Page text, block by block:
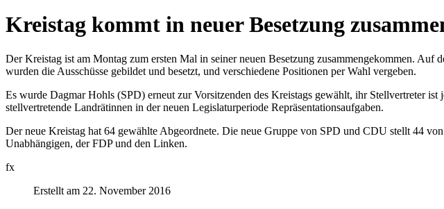
Kreistag kommt in neuer Besetzung
Der Kreistag ist am Montag zum ersten Mal in seiner neuen Besetzung zusammengekommen.
wurden die Ausschüsse gebildet und besetzt, und verschiedene Positionen per Wahl vergeben.
Es wurde Dagmar Hohls (SPD) erneut zur Vorsitzenden des Kreistags gewählt, ihr Stellvertreter
stellvertretende Landrätinnen in der neuen Legislaturperiode Repräsentationsaufgaben.
Der neue Kreistag hat 64 gewählte Abgeordnete. Die neue Gruppe von SPD und CDU stellt 44
Unabhängigen, der FDP und den Linken.
fx
Erstellt am 22. November 2016